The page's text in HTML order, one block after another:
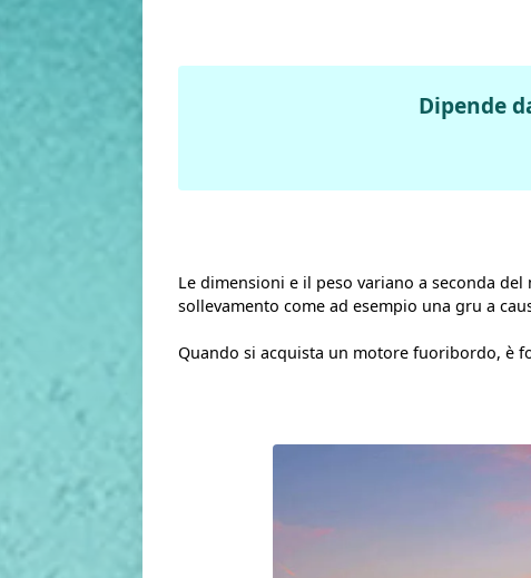
Dipende
Le dimensioni e il peso variano a seconda
sollevamento come ad esempio una gru a
Quando si acquista un motore fuoribordo, è